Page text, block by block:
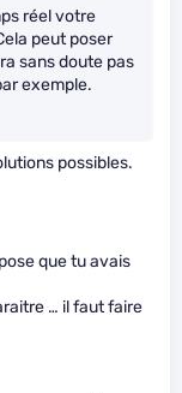
réel votre
peut poser
sans doute pas
exemple.
possibles.
que tu avais
… il faut faire